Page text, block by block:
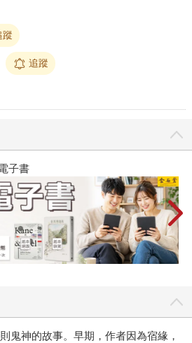
蹤
追蹤
子書
鬼神的故事。早期，作者因為宿緣，